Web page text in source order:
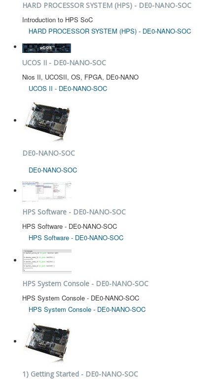
HARD PROCESSOR SYSTEM (HPS) - DE0-NANO-SOC
Introduction to HPS SoC
HARD PROCESSOR SYSTEM (HPS) - DE0-NANO-SOC
UCOS II - DE0-NANO-SOC
Nios II, UCOSII, OS, FPGA, DE0-NANO
UCOS II - DE0-NANO-SOC
DE0-NANO-SOC
DE0-NANO-SOC
HPS Software - DE0-NANO-SOC
HPS Software - DE0-NANO-SOC
HPS Software - DE0-NANO-SOC
HPS System Console - DE0-NANO-SOC
HPS System Console - DE0-NANO-SOC
HPS System Console - DE0-NANO-SOC
1) Getting Started - DE0-NANO-SOC